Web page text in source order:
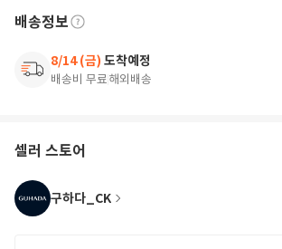
배송정보
8/14 (금) 도착예정
배송비 무료해외배송
셀러 스토어
구하다_CK